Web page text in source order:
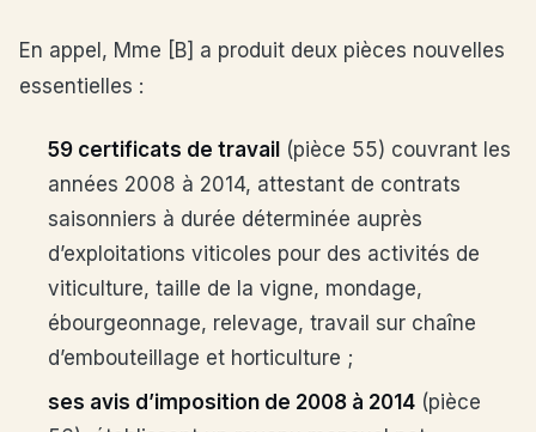
En appel, Mme [B] a produit deux pièces nouvelles
essentielles :
59 certificats de travail (pièce 55) couvrant les
années 2008 à 2014, attestant de contrats
saisonniers à durée déterminée auprès
d’exploitations viticoles pour des activités de
viticulture, taille de la vigne, mondage,
ébourgeonnage, relevage, travail sur chaîne
d’embouteillage et horticulture ;
ses avis d’imposition de 2008 à 2014 (pièce